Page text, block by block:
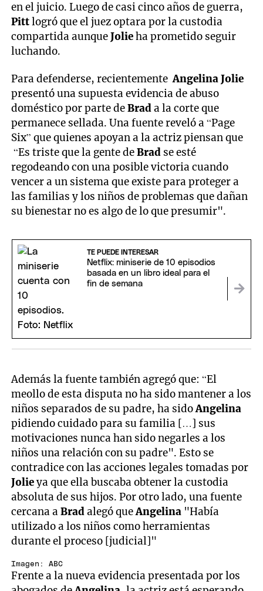
en el juicio. Luego de casi cinco años de guerra,
Pittlogró que el juez optara por la custodia
compartida aunqueJolieha prometido seguir
luchando.
Para defenderse, recientementeAngelina Jolie
presentó una supuesta evidencia de abuso
doméstico por parte deBrada la corte que
permanece sellada. Una fuente reveló a “Page
Six” que quienes apoyan a la actriz piensan que
“Es triste que la gente deBrad se esté
regodeando con una posible victoria cuando
vencer a un sistema que existe para proteger a
las familias y los niños de problemas que dañan
su bienestar no es algo de lo que presumir".
TE PUEDE INTERESAR
Netflix: miniserie de 10 episodios
basada en un libro ideal para el
fin de semana
Además la fuente también agregó que: “El
meollo de esta disputa no ha sido mantener a los
niños separados de su padre, ha sidoAngelina
pidiendo cuidado para su familia […] sus
motivaciones nunca han sido negarles a los
niños una relación con su padre". Esto se
contradice con las acciones legales tomadas por
Jolieya que ella buscaba obtener la custodia
absoluta de sus hijos. Por otro lado, una fuente
cercana aBradalegó queAngelina "Había
utilizado a los niños como herramientas
durante el proceso [judicial]"
Imagen: ABC
Frente a la nueva evidencia presentada por los